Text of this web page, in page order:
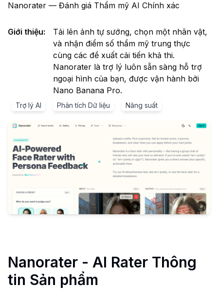
Nanorater — Đánh giá Thẩm mỹ AI Chính xác
Giới thiệu:
Tải lên ảnh tự sướng, chọn một nhân vật,
và nhận điểm số thẩm mỹ trung thực
cùng các đề xuất cải tiến khả thi.
Nanorater là trợ lý luôn sẵn sàng hỗ trợ
ngoại hình của bạn, được vận hành bởi
Nano Banana Pro.
Trợ lý AI Phân tích Dữ liệu Năng suất
Nanorater - AI Rater Thông
tin Sản phẩm